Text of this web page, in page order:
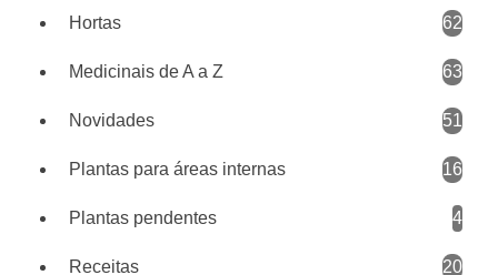
Hortas 62
Medicinais de A a Z 63
Novidades 51
Plantas para áreas internas 16
Plantas pendentes 4
Receitas 20